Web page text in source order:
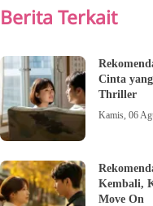
Berita Terkait
Cinta
Thriller
Kamis, 06
Kembali,
Move On